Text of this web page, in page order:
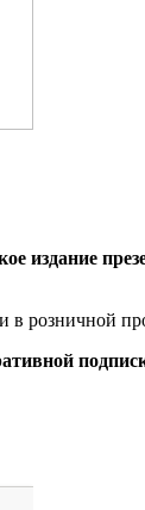
издание
в розничной